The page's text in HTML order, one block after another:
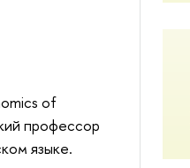
of
профессор
языке.